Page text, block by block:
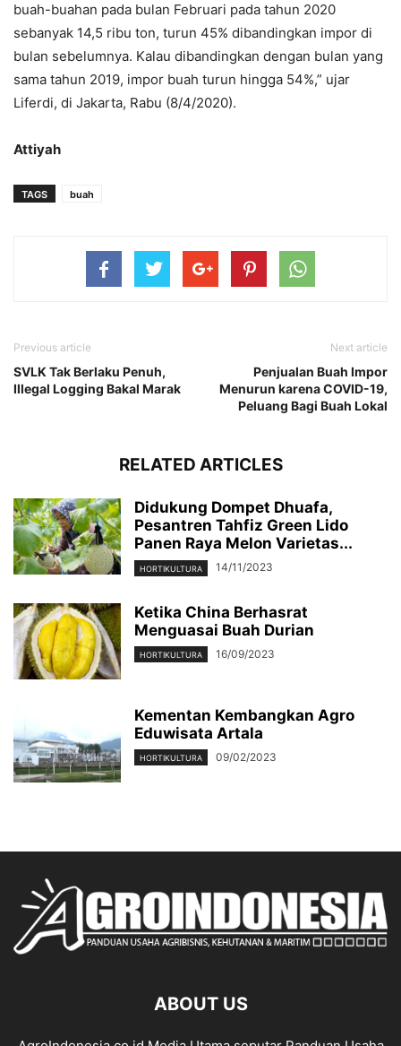
buah-buahan pada bulan Februari pada tahun 2020
sebanyak 14,5 ribu ton, turun 45% dibandingkan impor di
bulan sebelumnya. Kalau dibandingkan dengan bulan yang
sama tahun 2019, impor buah turun hingga 54%,” ujar
Liferdi, di Jakarta, Rabu (8/4/2020).
Attiyah
TAGS buah
Previous article
SVLK Tak Berlaku Penuh,
Illegal Logging Bakal Marak
Next article
Penjualan Buah Impor
Menurun karena COVID-19,
Peluang Bagi Buah Lokal
RELATED ARTICLES
Didukung Dompet Dhuafa,
Pesantren Tahfiz Green Lido
Panen Raya Melon Varietas...
HORTIKULTURA 14/11/2023
Ketika China Berhasrat
Menguasai Buah Durian
HORTIKULTURA 16/09/2023
Kementan Kembangkan Agro
Eduwisata Artala
HORTIKULTURA 09/02/2023
ABOUT US